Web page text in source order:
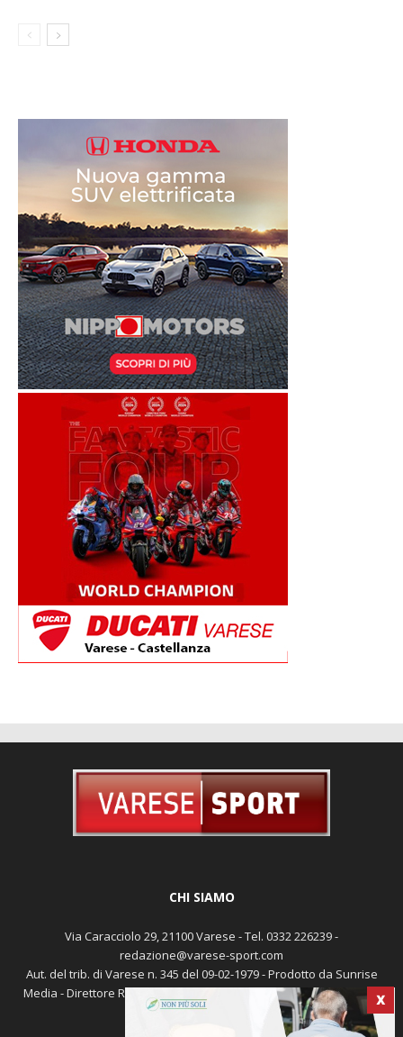
X
CHI SIAMO
Via Caracciolo 29, 21100 Varese - Tel. 0332 226239 -
redazione@varese-sport.com
Aut. del trib. di Varese n. 345 del 09-02-1979 - Prodotto da Sunrise
Media - Direttore Responsabile: Michele Marocco -Cookie policy
Pubblicità